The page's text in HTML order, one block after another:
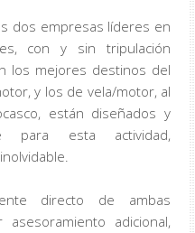
dos empresas líderes en
con y sin tripulación
los mejores destinos del
y los de vela/motor, al
están diseñados y
para esta actividad,
directo de ambas
adicional,